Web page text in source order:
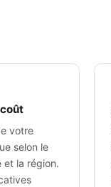
votre
selon le
et la région.